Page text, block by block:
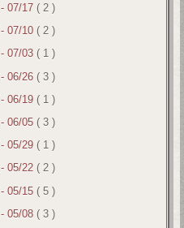
07/17 ( 2 )
07/10 ( 2 )
07/03 ( 1 )
06/26 ( 3 )
06/19 ( 1 )
06/05 ( 3 )
05/29 ( 1 )
05/22 ( 2 )
05/15 ( 5 )
05/08 ( 3 )